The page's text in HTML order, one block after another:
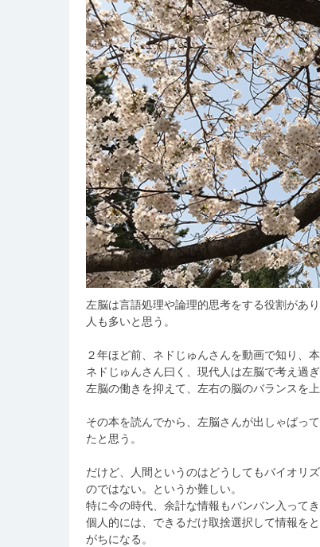
左脳は言語処理や論理的思考をする役割があ
人も多いと思う。
２年ほど前、ネドじゅんさんを動画で知り、本
ネドじゅんさん曰く、現代人は左脳で考え過
左脳の働きを抑えて、左右の脳のバランスを
その本を読んでから、左脳さんが出しゃばっ
たと思う。
だけど、人間というのはどうしてもバイオリ
のではない。というか難しい。
特に今の時代、余計な情報もバンバン入ってき
個人的には、できるだけ取捨選択して情報を
がちになる。